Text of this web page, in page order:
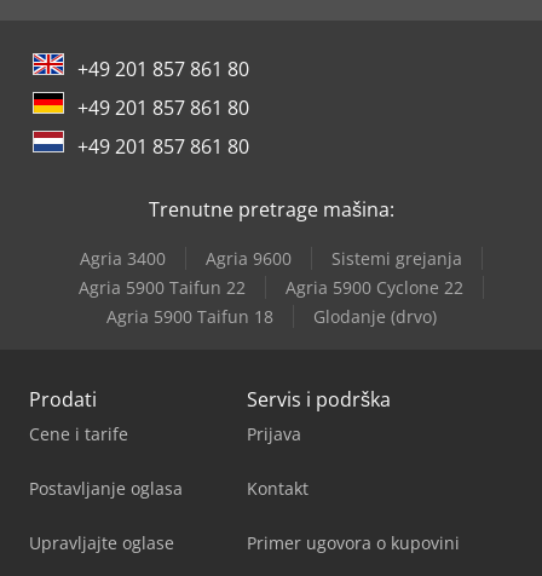
+49 201 857 861 80
+49 201 857 861 80
+49 201 857 861 80
Trenutne pretrage mašina:
Agria 3400 Agria 9600
Sistemi grejanja
Agria 5900 Taifun 22
Agria 5900 Cyclone 22
Agria 5900 Taifun 18
Glodanje (drvo)
Prodati
Cene i tarife
Postavljanje oglasa
Upravljajte oglase
Servis i podrška
Prijava
Kontakt
Primer ugovora o kupovini